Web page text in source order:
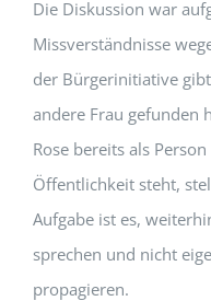
Die Diskussion war
Missverständnisse
der Bürgerinitiative
andere Frau gefunden
Rose bereits als
Öffentlichkeit steht,
Aufgabe ist es,
sprechen und nicht
propagieren.